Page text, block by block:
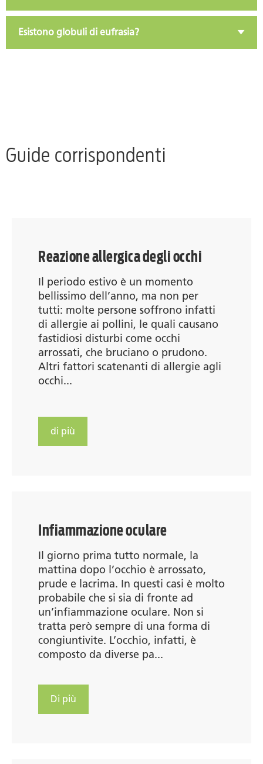
Esistono globuli di eufrasia?
Guide corrispondenti
Reazione allergica degli occhi
Il periodo estivo è un momento
bellissimo dell’anno, ma non per
tutti: molte persone soffrono infatti
di allergie ai pollini, le quali causano
fastidiosi disturbi come occhi
arrossati, che bruciano o prudono.
Altri fattori scatenanti di allergie agli
occhi...
di più
Infiammazione oculare
Il giorno prima tutto normale, la
mattina dopo l’occhio è arrossato,
prude e lacrima. In questi casi è molto
probabile che si sia di fronte ad
un’infiammazione oculare. Non si
tratta però sempre di una forma di
congiuntivite. L’occhio, infatti, è
composto da diverse pa...
Di più